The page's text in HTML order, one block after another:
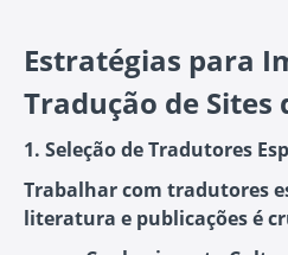
Estratégias para
Tradução de Sites
1. Seleção de Tradutores
Trabalhar com tradutores
literatura e publicações é